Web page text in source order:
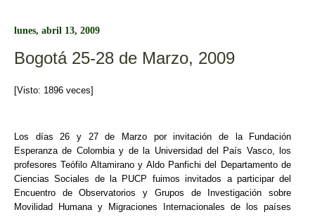
b
o
k
tir
lunes, abril 13, 2009
Bogotá 25-28 de Marzo, 2009
[Visto: 1896 veces]
Los días 26 y 27 de Marzo por invitación de la Fundación
Esperanza de Colombia y de la Universidad del País Vasco, los
profesores Teófilo Altamirano y Aldo Panfichi del Departamento de
Ciencias Sociales de la PUCP fuimos invitados a participar del
Encuentro de Observatorios y Grupos de Investigación sobre
Movilidad Humana y Migraciones Internacionales de los países